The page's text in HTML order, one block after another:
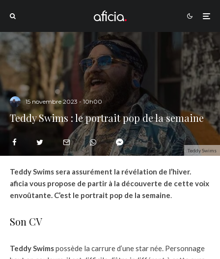
Teddy Swims
15 novembre 2023 - 10h00
Teddy Swims : le portrait pop de la semaine
Teddy Swims sera assurément la révélation de l’hiver.
aficia vous propose de partir à la découverte de cette voix
envoûtante. C’est le portrait pop de la semaine.
Son CV
Teddy Swimspossède la carrure d’une star née. Personnage